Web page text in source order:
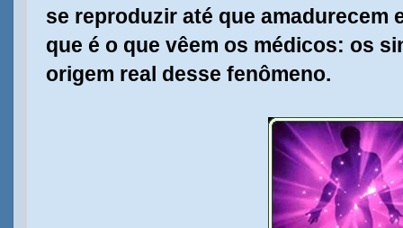
se reproduzir até que amadurecem
que é o que vêem os médicos: os
origem real desse fenômeno.